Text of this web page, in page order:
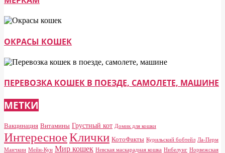
ОКРАСЫ КОШЕК
ПЕРЕВОЗКА КОШЕК В ПОЕЗДЕ, САМОЛЕТЕ, МАШИНЕ
МЕТКИ
Вакцинация Витамины Грустный кот Домик для кошки
ИнтересноеКлички КотоФакты Курильский бобтейл Ла-Перм
Манчкин Мейн-Кун Мир кошек Невская маскарадная кошка Нибелунг Норвежская